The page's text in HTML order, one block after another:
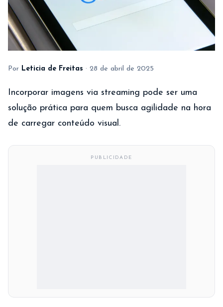
Por Leticia de Freitas · 28 de abril de 2025
Incorporar imagens via streaming pode ser uma
solução prática para quem busca agilidade na hora
de carregar conteúdo visual.
PUBLICIDADE